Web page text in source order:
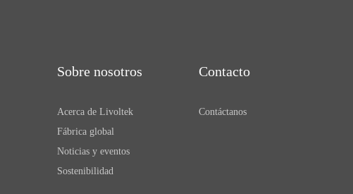
Sobre nosotros
Acerca de Livoltek
Fábrica global
Noticias y eventos
Sostenibilidad
Contacto
Contáctanos